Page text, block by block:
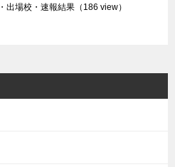
出場校・速報結果 （186 view）